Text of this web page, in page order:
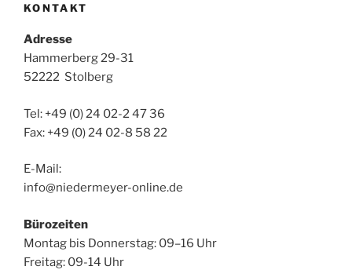
KONTAKT
Adresse
Hammerberg 29-31
52222 Stolberg
Tel: +49 (0) 24 02-2 47 36
Fax: +49 (0) 24 02-8 58 22
E-Mail:
info@niedermeyer-online.de
Bürozeiten
Montag bis Donnerstag: 09–16 Uhr
Freitag: 09-14 Uhr